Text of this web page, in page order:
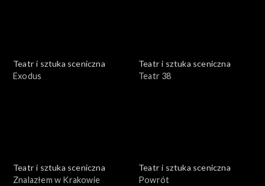
Teatr i sztuka sceniczna
Exodus
Teatr i sztuka sceniczna
Teatr 38
Teatr i sztuka sceniczna
Znalazłem w Krakowie
Teatr i sztuka sceniczna
Powrót